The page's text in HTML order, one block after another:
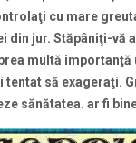
cu mare
din jur. Stăpâniţi-vă
multă importanţă
tentat să exageraţi.
sănătatea. ar fi